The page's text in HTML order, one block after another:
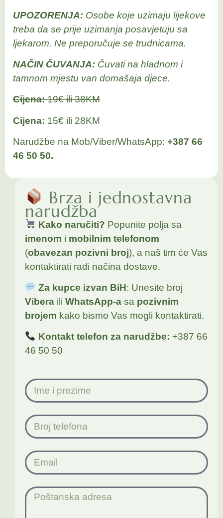
UPOZORENJA: Osobe koje uzimaju lijekove
treba da se prije uzimanja posavjetuju sa
ljekarom. Ne preporučuje se trudnicama.
NAČIN ČUVANJA: Čuvati na hladnom i
tamnom mjestu van domašaja djece.
Cijena:19€ ili 38KM
Cijena: 15€ ili 28KM
Narudžbe na Mob/Viber/WhatsApp: +387 66
46 50 50.
Brza i jednostavna
narudžba
Kako naručiti? Popunite polja sa
imenom i mobilnim telefonom
(obavezan pozivni broj), a naš tim će Vas
kontaktirati radi načina dostave.
Za kupce izvan BiH: Unesite broj
Vibera ili WhatsApp-a sa pozivnim
brojem kako bismo Vas mogli kontaktirati.
Kontakt telefon za narudžbe: +387 66
46 50 50